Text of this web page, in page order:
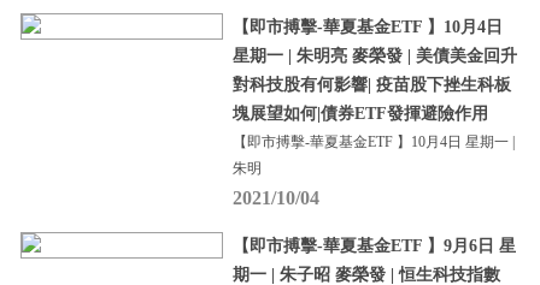
【即市搏擊-華夏基金ETF 】10月4日
星期一 | 朱明亮 麥榮發 | 美債美金回升
對科技股有何影響| 疫苗股下挫生科板
塊展望如何|債券ETF發揮避險作用
【即市搏擊-華夏基金ETF 】10月4日 星期一 |
朱明
2021/10/04
【即市搏擊-華夏基金ETF 】9月6日 星
期一 | 朱子昭 麥榮發 | 恒生科技指數